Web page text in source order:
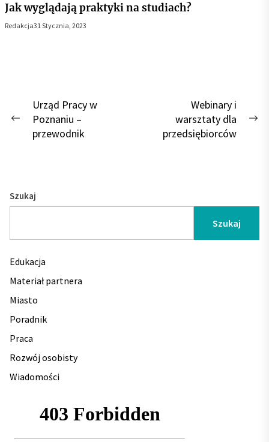
Jak wyglądają praktyki na studiach?
Redakcja31 Stycznia, 2023
Nawigacja
wpisu
Previous
Urząd Pracy w
Poznaniu –
przewodnik
Webinary i
warsztaty dla
przedsiębiorców
Szukaj
Szukaj
Edukacja
Materiał partnera
Miasto
Poradnik
Praca
Rozwój osobisty
Wiadomości